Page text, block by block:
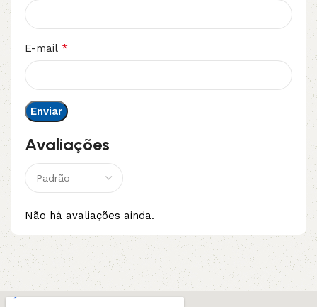
Avaliações
Não há avaliações ainda.
E-mail *